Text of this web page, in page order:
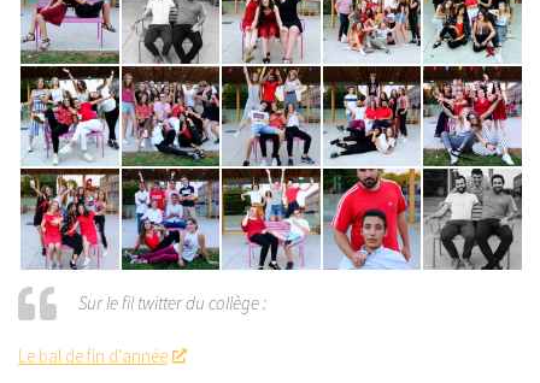
Sur le fil twitter du collège :
Le bal de fin d’année